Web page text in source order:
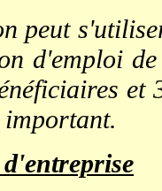
peut
d'emploi
important.